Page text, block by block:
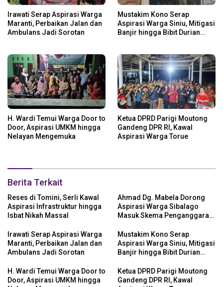
Irawati Serap Aspirasi Warga
Maranti, Perbaikan Jalan dan
Ambulans Jadi Sorotan
Mustakim Kono Serap
Aspirasi Warga Siniu, Mitigasi
Banjir hingga Bibit Durian
H. Wardi Temui Warga Door to
Door, Aspirasi UMKM hingga
Nelayan Mengemuka
Ketua DPRD Parigi Moutong
Gandeng DPR RI, Kawal
Aspirasi Warga Torue
Berita Terkait
Reses di Tomini, Serli Kawal
Aspirasi Infrastruktur hingga
Isbat Nikah Massal
Ahmad Dg. Mabela Dorong
Aspirasi Warga Sibalago
Masuk Skema Penganggaran
Irawati Serap Aspirasi Warga
Maranti, Perbaikan Jalan dan
Ambulans Jadi Sorotan
Mustakim Kono Serap
Aspirasi Warga Siniu, Mitigasi
Banjir hingga Bibit Durian
H. Wardi Temui Warga Door to
Door, Aspirasi UMKM hingga
Ketua DPRD Parigi Moutong
Gandeng DPR RI, Kawal